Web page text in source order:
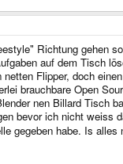
Richtung gehen
auf dem Tisch
netten Flipper, doch
brauchbare Open
nen Billard Tisch
bevor ich nicht weiss
gegeben habe. Is alles